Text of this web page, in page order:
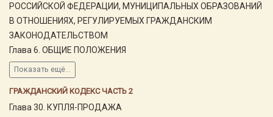
РОССИЙСКОЙ ФЕДЕРАЦИИ, МУНИЦИПАЛЬНЫХ ОБРАЗОВАНИЙ
В ОТНОШЕНИЯХ, РЕГУЛИРУЕМЫХ ГРАЖДАНСКИМ
ЗАКОНОДАТЕЛЬСТВОМ
Глава 6. ОБЩИЕ ПОЛОЖЕНИЯ
Показать ещё...
ГРАЖДАНСКИЙ КОДЕКС ЧАСТЬ 2
Глава 30. КУПЛЯ-ПРОДАЖА